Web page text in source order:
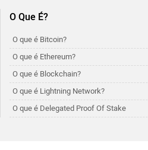
O Que É?
O que é Bitcoin?
O que é Ethereum?
O que é Blockchain?
O que é Lightning Network?
O que é Delegated Proof Of Stake